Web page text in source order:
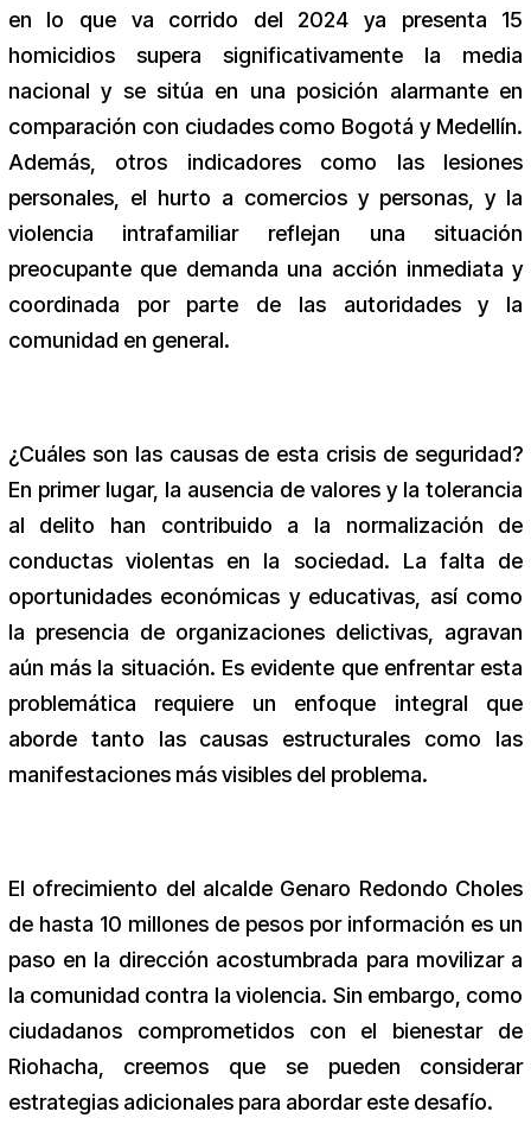
en lo que va corrido del 2024 ya presenta 15
homicidios supera significativamente la media
nacional y se sitúa en una posición alarmante en
comparación con ciudades como Bogotá y Medellín.
Además, otros indicadores como las lesiones
personales, el hurto a comercios y personas, y la
violencia intrafamiliar reflejan una situación
preocupante que demanda una acción inmediata y
coordinada por parte de las autoridades y la
comunidad en general.
¿Cuáles son las causas de esta crisis de seguridad?
En primer lugar, la ausencia de valores y la tolerancia
al delito han contribuido a la normalización de
conductas violentas en la sociedad. La falta de
oportunidades económicas y educativas, así como
la presencia de organizaciones delictivas, agravan
aún más la situación. Es evidente que enfrentar esta
problemática requiere un enfoque integral que
aborde tanto las causas estructurales como las
manifestaciones más visibles del problema.
El ofrecimiento del alcalde Genaro Redondo Choles
de hasta 10 millones de pesos por información es un
paso en la dirección acostumbrada para movilizar a
la comunidad contra la violencia. Sin embargo, como
ciudadanos comprometidos con el bienestar de
Riohacha, creemos que se pueden considerar
estrategias adicionales para abordar este desafío.